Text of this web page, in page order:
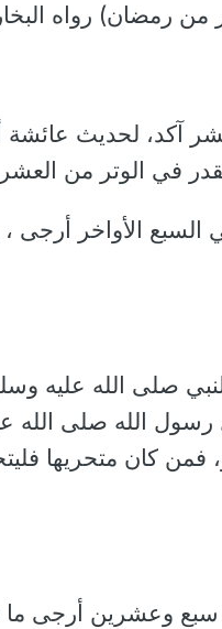
من رمضان) رواه
آكد، لحديث
في الوتر من
السبع الأواخر
صلى الله عليه
رسول الله صلى
فمن كان متحريها
وعشرين أرجى ما